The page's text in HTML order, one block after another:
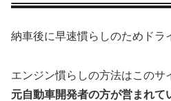
納車後に早速慣らしのためドラ
エンジン慣らしの方法はこのサ
元自動車開発者の方が営まれて